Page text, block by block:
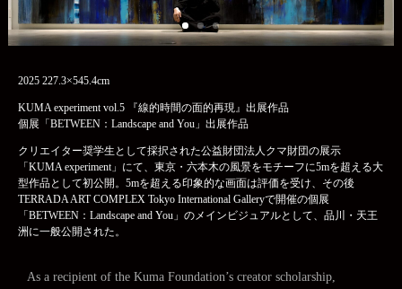
2025 227.3×545.4cm
KUMA experiment vol.5 『線的時間の面的再現』出展作品
個展「BETWEEN：Landscape and You」出展作品
クリエイター奨学生として採択された公益財団法人クマ財団の展示
「KUMA experiment」にて、東京・六本木の風景をモチーフに5mを超える大
型作品として初公開。5mを超える印象的な画面は評価を受け、その後
TERRADA ART COMPLEX Tokyo International Galleryで開催の個展
「BETWEEN：Landscape and You」のメインビジュアルとして、品川・天王
洲に一般公開された。
As a recipient of the Kuma Foundation’s creator scholarship,